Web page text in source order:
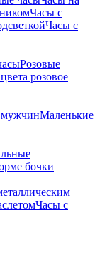
Часы с
Часы с
Розовые
розовое
мужчинМаленькие
бочки
Часы с